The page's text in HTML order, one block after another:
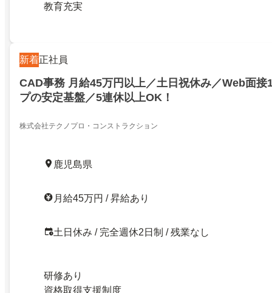
教育充実
新着正社員
CAD事務 月給45万円以上／土日祝休み／Web面接
プの安定基盤／5連休以上OK！
株式会社テクノプロ・コンストラクション
鹿児島県
月給45万円 / 昇給あり
土日休み / 完全週休2日制 / 残業なし
研修あり
資格取得支援制度